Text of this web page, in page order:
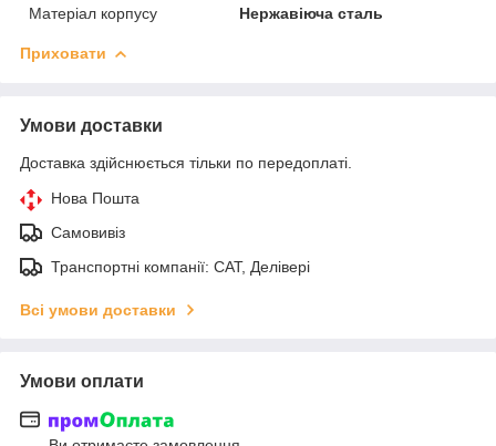
Матеріал корпусу
Нержавіюча сталь
Приховати
Умови доставки
Доставка здійснюється тільки по передоплаті.
Нова Пошта
Самовивіз
Транспортні компанії: САТ, Делівері
Всі умови доставки
Умови оплати